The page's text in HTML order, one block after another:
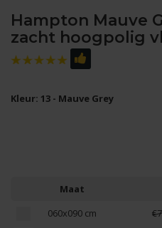
Hampton Mauve
zacht hoogpolig
Kleur: 13 - Mauve Grey
Maat
060x090 cm